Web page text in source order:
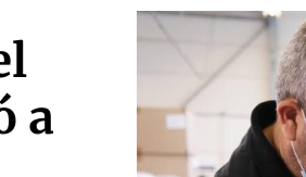
a